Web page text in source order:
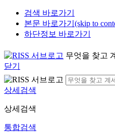
검색 바로가기
본문 바로가기(skip to
하단정보 바로가기
무엇을 찾고
닫기
상세검색
상세검색
통합검색